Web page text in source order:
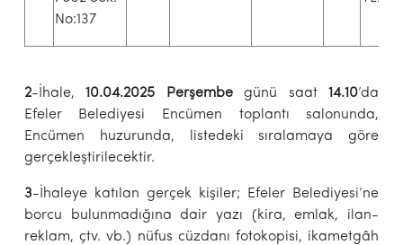
No:137
2-İhale, 10.04.2025 Perşembegünü saat14.10’da
Efeler Belediyesi Encümen toplantı salonunda,
Encümen huzurunda, listedeki sıralamaya göre
gerçekleştirilecektir.
3-İhaleye katılan gerçek kişiler; Efeler Belediyesi’ne
borcu bulunmadığına dair yazı (kira, emlak, ilan-
reklam, çtv. vb.) nüfus cüzdanı fotokopisi, ikametgâh